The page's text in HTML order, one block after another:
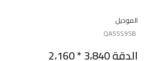
الموديل
QA55S95B
الدقة 3،840 * 2،160